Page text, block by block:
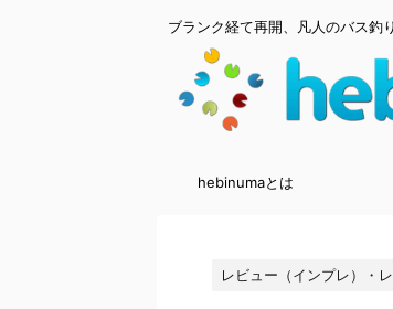
ブランク経て再開、凡人のバス釣
hebinumaとは
レビュー（インプレ）・